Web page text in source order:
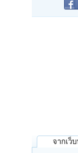
จากเว็